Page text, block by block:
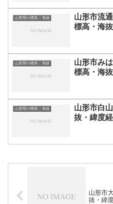
山形県の標高｜海抜
山形市流
標高・海
山形県の標高｜海抜
山形市み
標高・海
山形県の標高｜海抜
山形市白
抜・緯度
山形市
抜・緯